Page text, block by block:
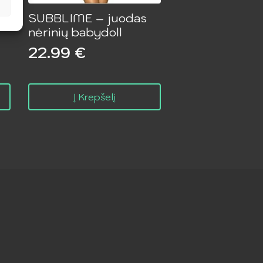
SUBBLIME – juodas
nėrinių babydoll
22.99 €
Į Krepšelį